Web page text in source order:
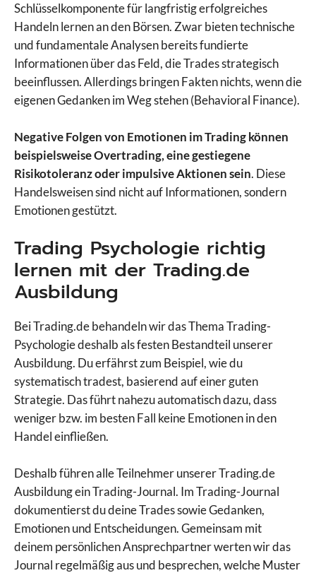
Schlüsselkomponente für langfristig erfolgreiches
Handeln lernen an den Börsen. Zwar bieten technische
und fundamentale Analysen bereits fundierte
Informationen über das Feld, die Trades strategisch
beeinflussen. Allerdings bringen Fakten nichts, wenn die
eigenen Gedanken im Weg stehen (Behavioral Finance).
Negative Folgen von Emotionen im Trading können
beispielsweise Overtrading, eine gestiegene
Risikotoleranz oder impulsive Aktionen sein. Diese
Handelsweisen sind nicht auf Informationen, sondern
Emotionen gestützt.
Trading Psychologie richtig
lernen mit der Trading.de
Ausbildung
Bei Trading.de behandeln wir das Thema Trading-
Psychologie deshalb als festen Bestandteil unserer
Ausbildung. Du erfährst zum Beispiel, wie du
systematisch tradest, basierend auf einer guten
Strategie. Das führt nahezu automatisch dazu, dass
weniger bzw. im besten Fall keine Emotionen in den
Handel einfließen.
Deshalb führen alle Teilnehmer unserer Trading.de
Ausbildung ein Trading-Journal. Im Trading-Journal
dokumentierst du deine Trades sowie Gedanken,
Emotionen und Entscheidungen. Gemeinsam mit
deinem persönlichen Ansprechpartner werten wir das
Journal regelmäßig aus und besprechen, welche Muster